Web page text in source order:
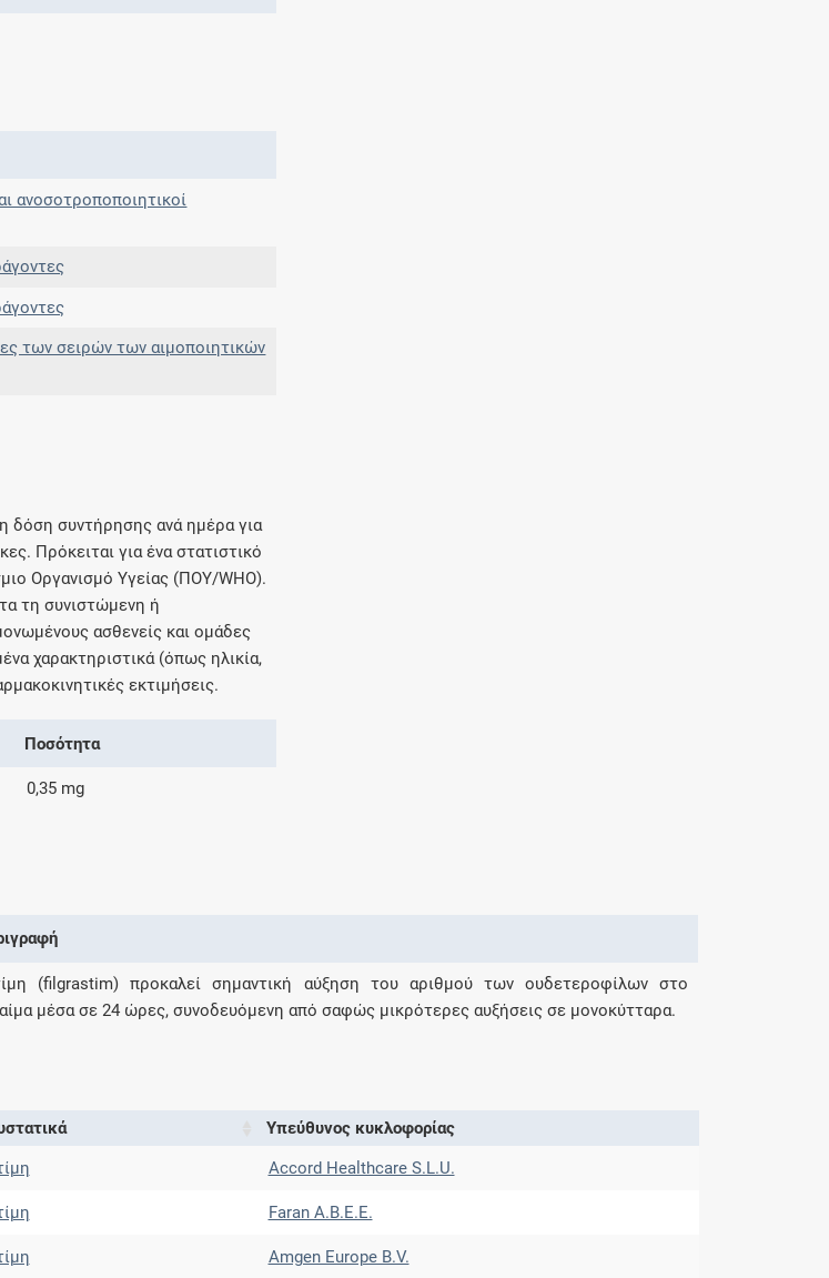
και αγωγές
και ιατρικές πράξεις
σας γεγονότα της
από το 2011 μέχρι
ανοσοτροποποιητικοί
των σειρών των αιμοποιητικών
δόση συντήρησης ανά ημέρα για
Πρόκειται για ένα στατιστικό
Οργανισμό Υγείας (ΠΟΥ/WHO).
τη συνιστώμενη ή
ασθενείς και ομάδες
χαρακτηριστικά (όπως ηλικία,
εκτιμήσεις.
Ποσότητα
0,35 mg
(filgrastim) προκαλεί σημαντική αύξηση του αριθμού των ουδετεροφίλων στο
μέσα σε 24 ώρες, συνοδευόμενη από σαφώς μικρότερες αυξήσεις σε μονοκύτταρα.
Υπεύθυνος κυκλοφορίας
Accord Healthcare S.L.U.
Faran Α.Β.Ε.Ε.
Amgen Europe B.V.